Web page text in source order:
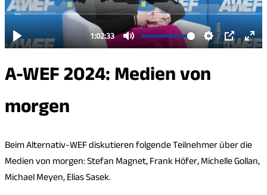
A-WEF 2024: Medien von
morgen
Beim Alternativ-WEF diskutieren folgende Teilnehmer über die
Medien von morgen: Stefan Magnet, Frank Höfer, Michelle Gollan,
Michael Meyen, Elias Sasek.